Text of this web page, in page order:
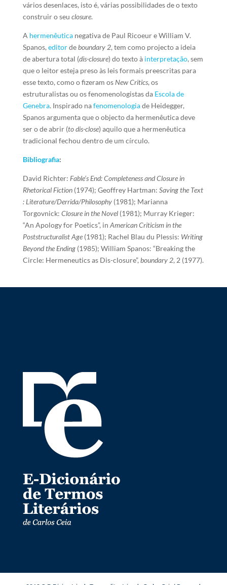
vários desenlaces, isto é, várias possibilidades de o texto
construir o seu closure.
A hermenêuticanegativa de Paul Ricoeur e William V.
Spanos, editordeboundary 2, tem como projecto a ideia
de abertura total (dis-closure) do texto à interpretação, sem
que o leitor esteja preso às leis formais preescritas para
esse texto, como o fizeram os New Critics, os
estruturalistas ou os fenomenologistas da Escola de
Genebra. Inspirado nafenomenologiade Heidegger,
Spanos argumenta que o objecto da hermenêutica deve
ser o de abrir (to dis-close) aquilo que a hermenêutica
tradicional fechou dentro de um círculo.
Bibliografia:
David Richter: Fable’s End: Completeness and Closure in
Rhetorical Fiction(1974); Geoffrey Hartman: Saving the Text
: Literature/Derrida/Philosophy(1981); Marianna
Torgovnick: Closure in the Novel(1981); Murray Krieger:
“An Apology for Poetics”, in American Criticism in the
Poststructuralist Age(1981); Rachel Blau du Plessis: Writing
Beyond the Ending(1985); William Spanos: “Breaking the
Circle: Hermeneutics as Dis-closure”, boundary 2, 2 (1977).